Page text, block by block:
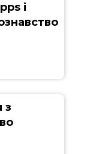
і
з